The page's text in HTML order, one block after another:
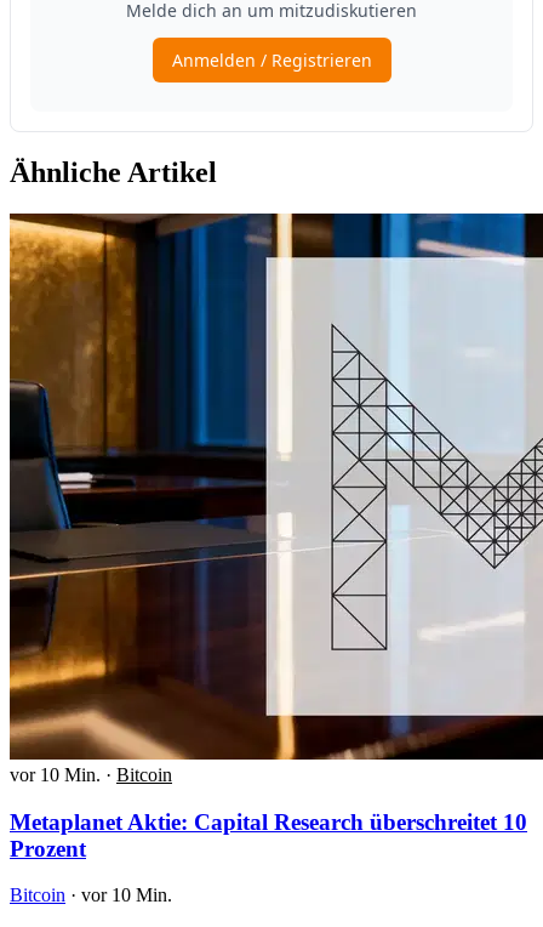
Ähnliche Artikel
vor 10 Min. · Bitcoin
Metaplanet Aktie: Capital Research überschreitet 10
Prozent
Bitcoin · vor 10 Min.